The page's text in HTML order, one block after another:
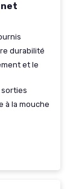
durabilité
et le
à la mouche